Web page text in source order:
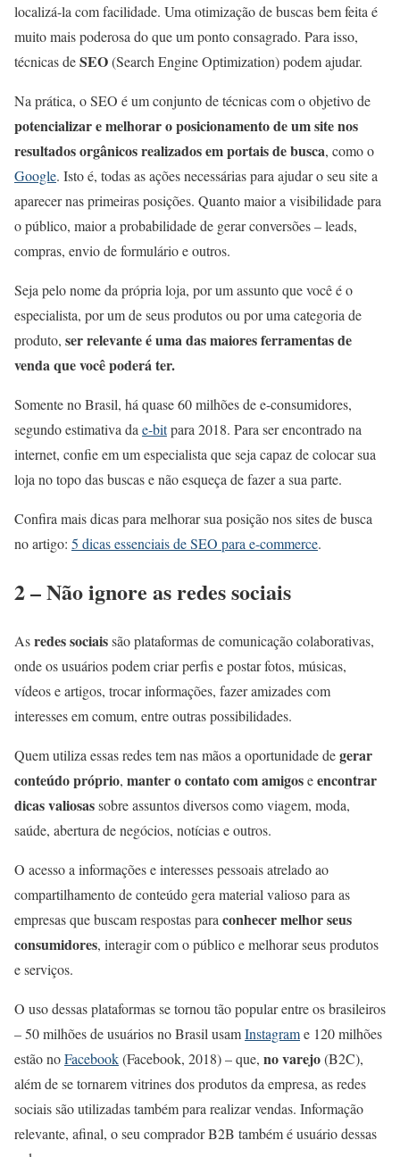
localizá-la com facilidade. Uma otimização de buscas bem feita é
muito mais poderosa do que um ponto consagrado. Para isso,
técnicas deSEO(Search Engine Optimization) podem ajudar.
Na prática, o SEO é um conjunto de técnicascom o objetivo de
potencializar e melhorar o posicionamento de um site nos
resultados orgânicos realizados em portais de busca, como o
Google. Isto é, todas as ações necessárias para ajudar o seu site a
aparecer nas primeiras posições. Quanto maior a visibilidade para
o público, maior a probabilidade de gerar conversões – leads,
compras, envio de formulário e outros.
Seja pelo nome da própria loja, por um assunto que você é o
especialista, por um de seus produtos ou por uma categoria de
produto, ser relevante é uma das maiores ferramentas de
venda que você poderá ter.
Somente no Brasil, há quase 60 milhões de e-consumidores,
segundo estimativa da e-bitpara 2018. Para ser encontrado na
internet, confie em um especialista que seja capaz de colocar sua
loja no topo das buscas e não esqueça de fazer a sua parte.
Confira mais dicas para melhorar sua posição nos sites de busca
no artigo: 5 dicas essenciais de SEO para e-commerce.
2 – Não ignore as redes sociais
Asredes sociaissão plataformas de comunicação colaborativas,
onde os usuários podem criar perfis e postar fotos, músicas,
vídeos e artigos, trocar informações, fazer amizades com
interesses em comum, entre outras possibilidades.
Quem utiliza essas redes tem nas mãos a oportunidade degerar
conteúdo próprio, manter o contato com amigoseencontrar
dicas valiosassobre assuntos diversos como viagem, moda,
saúde, abertura de negócios, notícias e outros.
O acesso a informações e interesses pessoais atrelado ao
compartilhamento de conteúdo gera material valioso para as
empresas que buscam respostas paraconhecer melhor seus
consumidores, interagir com o público e melhorar seus produtos
e serviços.
O uso dessas plataformas se tornou tão popular entre os brasileiros
– 50 milhões de usuários no Brasil usamInstagrame 120 milhões
estão noFacebook(Facebook, 2018) – que, no varejo(B2C),
além de se tornarem vitrines dos produtos da empresa, as redes
sociais são utilizadas também para realizar vendas. Informação
relevante, afinal, o seu comprador B2B também é usuário dessas